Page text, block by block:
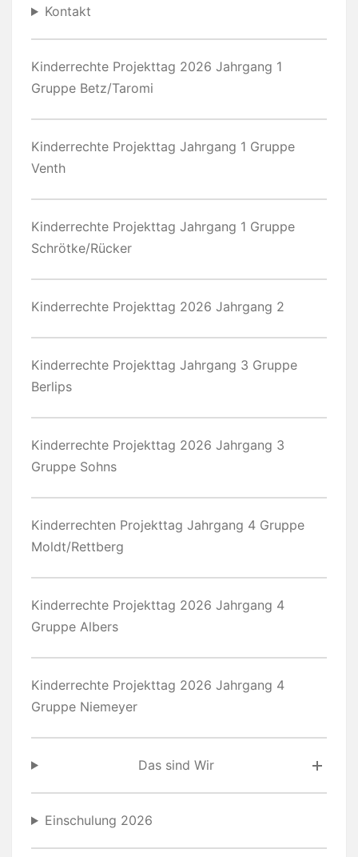
Kontakt
Kinderrechte Projekttag 2026 Jahrgang 1
Gruppe Betz/Taromi
Kinderrechte Projekttag Jahrgang 1 Gruppe
Venth
Kinderrechte Projekttag Jahrgang 1 Gruppe
Schrötke/Rücker
Kinderrechte Projekttag 2026 Jahrgang 2
Kinderrechte Projekttag Jahrgang 3 Gruppe
Berlips
Kinderrechte Projekttag 2026 Jahrgang 3
Gruppe Sohns
Kinderrechten Projekttag Jahrgang 4 Gruppe
Moldt/Rettberg
Kinderrechte Projekttag 2026 Jahrgang 4
Gruppe Albers
Kinderrechte Projekttag 2026 Jahrgang 4
Gruppe Niemeyer
Das sind Wir
Einschulung 2026